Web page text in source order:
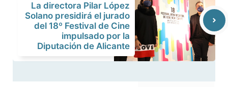
La directora Pilar López
Solano presidirá el jurado
del 18º Festival de Cine
impulsado por la
Diputación de Alicante